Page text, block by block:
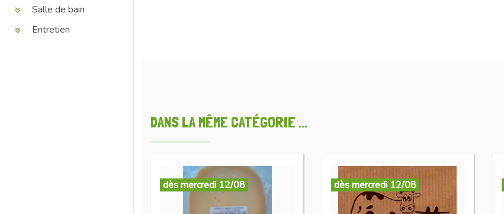
Salle de bain
Entretien
DANS LA MÊME CATÉGORIE ...
dès mercredi 12/08 dès mercredi 12/08